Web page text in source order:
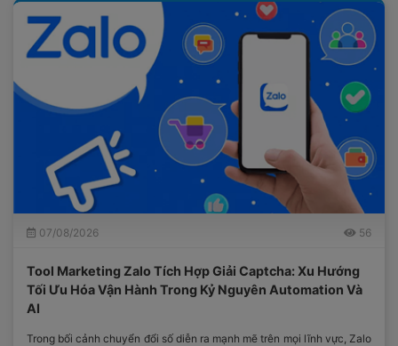
07/08/2026 56
Tool Marketing Zalo Tích Hợp Giải Captcha: Xu Hướng
Tối Ưu Hóa Vận Hành Trong Kỷ Nguyên Automation Và
AI
Trong bối cảnh chuyển đổi số diễn ra mạnh mẽ trên mọi lĩnh vực, Zalo